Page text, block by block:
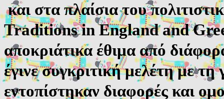
και στα πλαίσια του
Traditions in England and
αποκριάτικα έθιμα από
έγινε συγκριτική μελέτη με τη
εντοπίστηκαν διαφορές και